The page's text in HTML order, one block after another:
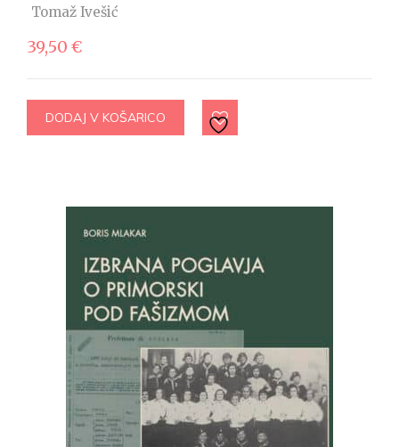
Tomaž Ivešić
39,50 €
DODAJ V KOŠARICO